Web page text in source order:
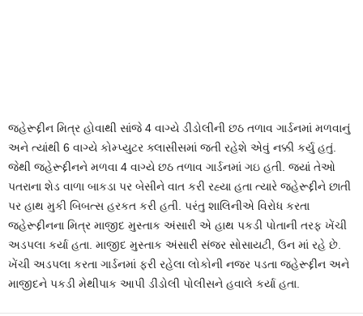
જહેરૂદ્દીન મિત્ર હોવાથી સાંજે 4 વાગ્યે ડીંડોલીની છઠ તળાવ ગાર્ડનમાં મળવાનું
અને ત્યાંથી 6 વાગ્યે કોમ્પ્યુટર ક્લાસીસમાં જતી રહેશે એવું નક્કી કર્યુ હતું.
જેથી જહેરૂદ્દીનને મળવા 4 વાગ્યે છઠ તળાવ ગાર્ડનમાં ગઇ હતી. જયાં તેઓ
પતરાના શેડ વાળા બાકડા પર બેસીને વાત કરી રહ્યા હતા ત્યારે જહેરૂદ્દીને છાતી
પર હાથ મુકી બિબત્સ હરકત કરી હતી. પરંતુ શાલિનીએ વિરોધ કરતા
જહેરૂદ્દીનના મિત્ર માજીદ મુસ્તાક અંસારી એ હાથ પકડી પોતાની તરફ ખેંચી
અડપલા કર્યા હતા. માજીદ મુસ્તાક અંસારી સંજર સોસાયટી, ઉન માં રહે છે.
ખેંચી અડપલા કરતા ગાર્ડનમાં ફરી રહેલા લોકોની નજર પડતા જહેરૂદ્દીન અને
માજીદને પકડી મેથીપાક આપી ડીંડોલી પોલીસને હવાલે કર્યા હતા.